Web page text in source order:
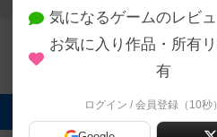
ボドゲーマにログインすると、 「フット
画像をアップロード出来たり、他のユー
ができます。また、トップ6の画像は様
トップに表示される画像
気になるゲームのレビ
お気に入り作品・所有
有
ログイン / 会員登録（10秒）